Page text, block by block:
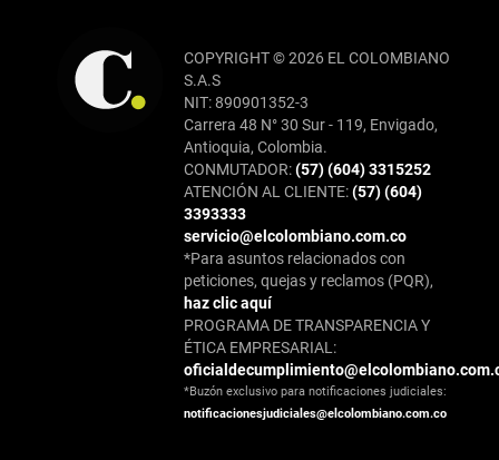
COPYRIGHT © 2026 EL COLOMBIANO
S.A.S
NIT: 890901352-3
Carrera 48 N° 30 Sur - 119, Envigado,
Antioquia, Colombia.
CONMUTADOR:(57) (604) 3315252
ATENCIÓN AL CLIENTE:(57) (604)
3393333
servicio@elcolombiano.com.co
*Para asuntos relacionados con
peticiones, quejas y reclamos (PQR),
haz clic aquí
PROGRAMA DE TRANSPARENCIA Y
ÉTICA EMPRESARIAL:
*Buzón exclusivo para notificaciones judiciales:
notificacionesjudiciales@elcolombiano.com.co